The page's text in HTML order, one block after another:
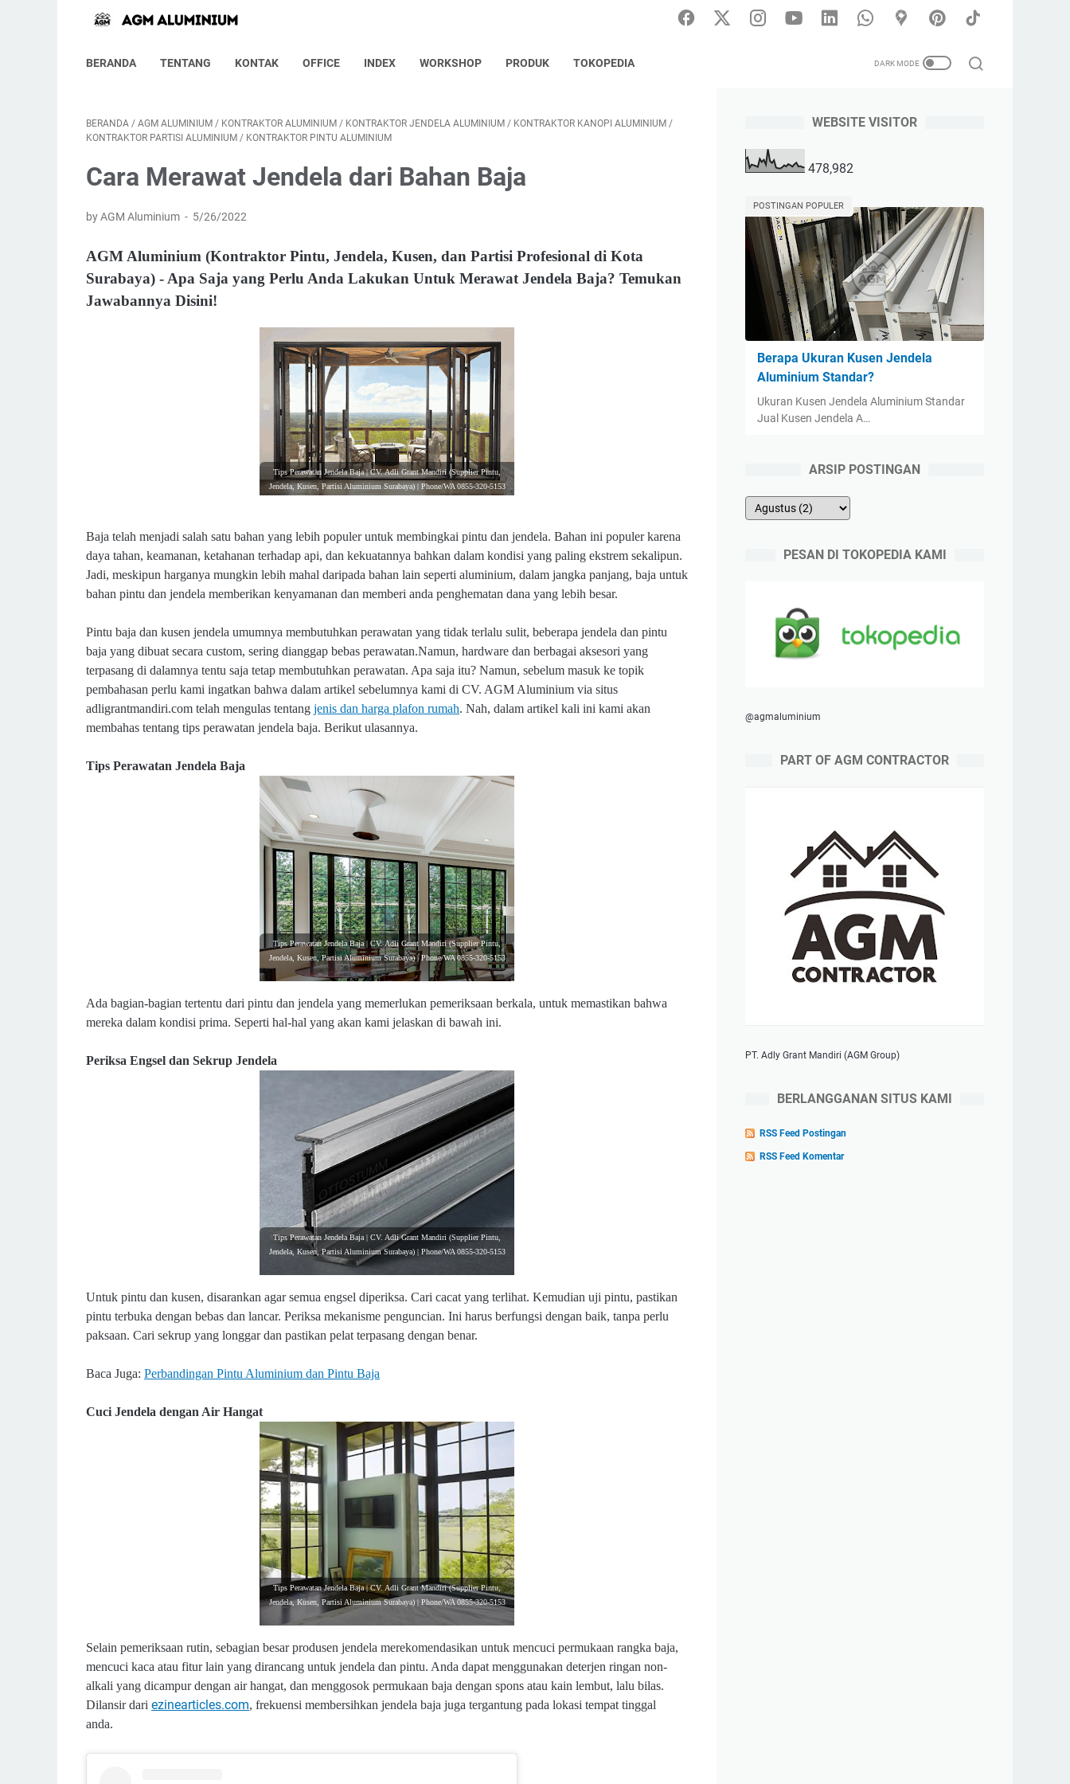
BERANDA TENTANG KONTAK OFFICE INDEX WORKSHOP PRODUK TOKOPEDIA
BERANDA / AGM ALUMINIUM / KONTRAKTOR ALUMINIUM / KONTRAKTOR JENDELA ALUMINIUM / KONTRAKTOR KANOPI ALUMINIUM /
KONTRAKTOR PARTISI ALUMINIUM / KONTRAKTOR PINTU ALUMINIUM
Cara Merawat Jendela dari Bahan Baja
by AGM Aluminium 5/26/2022
AGM Aluminium (Kontraktor Pintu, Jendela, Kusen, dan Partisi Profesional di Kota
Surabaya) - Apa Saja yang Perlu Anda Lakukan Untuk Merawat Jendela Baja? Temukan
Jawabannya Disini!
Tips Perawatan Jendela Baja | CV. Adli Grant Mandiri (Supplier Pintu,
Jendela, Kusen, Partisi Aluminium Surabaya) | Phone/WA 0855-320-5153
Baja telah menjadi salah satu bahan yang lebih populer untuk membingkai pintu dan jendela. Bahan ini populer karena
daya tahan, keamanan, ketahanan terhadap api, dan kekuatannya bahkan dalam kondisi yang paling ekstrem sekalipun.
Jadi, meskipun harganya mungkin lebih mahal daripada bahan lain seperti aluminium, dalam jangka panjang, baja untuk
bahan pintu dan jendela memberikan kenyamanan dan memberi anda penghematan dana yang lebih besar.
Pintu baja dan kusen jendela umumnya membutuhkan perawatan yang tidak terlalu sulit, beberapa jendela dan pintu
baja yang dibuat secara custom, sering dianggap bebas perawatan.Namun, hardware dan berbagai aksesori yang
terpasang di dalamnya tentu saja tetap membutuhkan perawatan. Apa saja itu? Namun, sebelum masuk ke topik
pembahasan perlu kami ingatkan bahwa dalam artikel sebelumnya kami di CV. AGM Aluminium via situs
adligrantmandiri.com telah mengulas tentang jenis dan harga plafon rumah. Nah, dalam artikel kali ini kami akan
membahas tentang tips perawatan jendela baja. Berikut ulasannya.
Tips Perawatan Jendela Baja
Tips Perawatan Jendela Baja | CV. Adli Grant Mandiri (Supplier Pintu,
Jendela, Kusen, Partisi Aluminium Surabaya) | Phone/WA 0855-320-5153
Ada bagian-bagian tertentu dari pintu dan jendela yang memerlukan pemeriksaan berkala, untuk memastikan bahwa
mereka dalam kondisi prima. Seperti hal-hal yang akan kami jelaskan di bawah ini.
Periksa Engsel dan Sekrup Jendela
Tips Perawatan Jendela Baja | CV. Adli Grant Mandiri (Supplier Pintu,
Jendela, Kusen, Partisi Aluminium Surabaya) | Phone/WA 0855-320-5153
Untuk pintu dan kusen, disarankan agar semua engsel diperiksa. Cari cacat yang terlihat. Kemudian uji pintu, pastikan
pintu terbuka dengan bebas dan lancar. Periksa mekanisme penguncian. Ini harus berfungsi dengan baik, tanpa perlu
paksaan. Cari sekrup yang longgar dan pastikan pelat terpasang dengan benar.
Baca Juga: Perbandingan Pintu Aluminium dan Pintu Baja
Cuci Jendela dengan Air Hangat
Tips Perawatan Jendela Baja | CV. Adli Grant Mandiri (Supplier Pintu,
Jendela, Kusen, Partisi Aluminium Surabaya) | Phone/WA 0855-320-5153
Selain pemeriksaan rutin, sebagian besar produsen jendela merekomendasikan untuk mencuci permukaan rangka baja,
mencuci kaca atau fitur lain yang dirancang untuk jendela dan pintu. Anda dapat menggunakan deterjen ringan non-
alkali yang dicampur dengan air hangat, dan menggosok permukaan baja dengan spons atau kain lembut, lalu bilas.
Dilansir dari ezinearticles.com, frekuensi membersihkan jendela baja juga tergantung pada lokasi tempat tinggal
anda.
WEBSITE VISITOR
478,982
POSTINGAN POPULER
Berapa Ukuran Kusen Jendela
Aluminium Standar?
Ukuran Kusen Jendela Aluminium Standar
Jual Kusen Jendela A…
ARSIP POSTINGAN
PESAN DI TOKOPEDIA KAMI
@agmaluminium
PART OF AGM CONTRACTOR
PT. Adly Grant Mandiri (AGM Group)
BERLANGGANAN SITUS KAMI
RSS Feed Postingan
RSS Feed Komentar